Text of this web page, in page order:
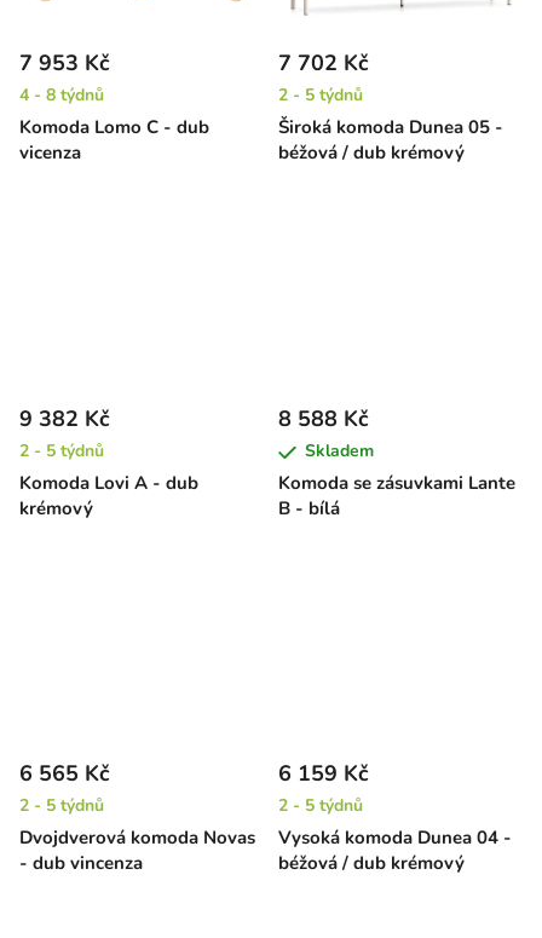
Komoda Lomo C - dub
vicenza
7 953 Kč
4 - 8 týdnů
Široká komoda Dunea 05 -
béžová / dub krémový
7 702 Kč
2 - 5 týdnů
Komoda Lovi A - dub
krémový
9 382 Kč
2 - 5 týdnů
Komoda se zásuvkami Lante
B - bílá
8 588 Kč
Skladem
Dvojdverová komoda Novas
- dub vincenza
6 565 Kč
2 - 5 týdnů
Vysoká komoda Dunea 04 -
béžová / dub krémový
6 159 Kč
2 - 5 týdnů